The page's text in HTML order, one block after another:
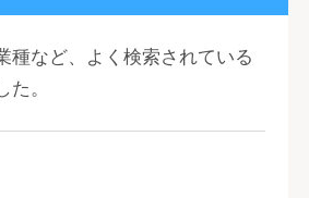
種など、よく検索されている
。